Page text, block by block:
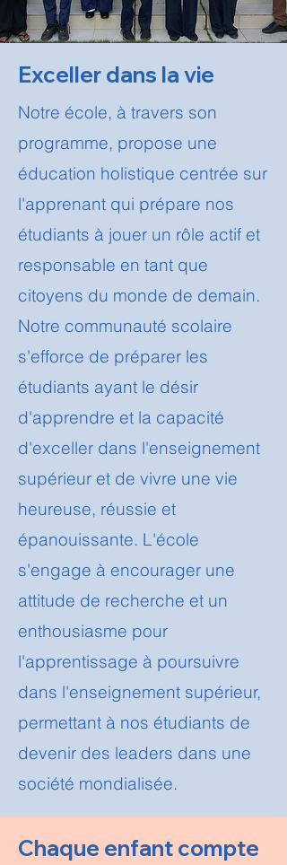
Exceller dans la vie
​Notre école, à travers son
programme, propose une
éducation holistique centrée sur
l'apprenant qui prépare nos
étudiants à jouer un rôle actif et
responsable en tant que
citoyens du monde de demain.
Notre communauté scolaire
s'efforce de préparer les
étudiants ayant le désir
d'apprendre et la capacité
d'exceller dans l'enseignement
supérieur et de vivre une vie
heureuse, réussie et
épanouissante. L'école
s'engage à encourager une
attitude de recherche et un
enthousiasme pour
l'apprentissage à poursuivre
dans l'enseignement supérieur,
permettant à nos étudiants de
devenir des leaders dans une
société mondialisée.
Chaque enfant compte